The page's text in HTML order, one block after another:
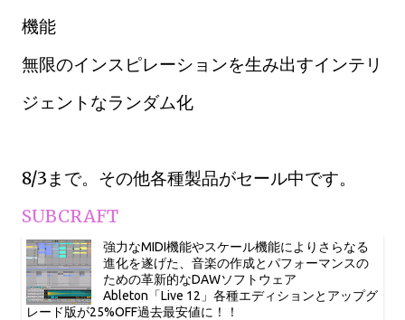
機能
無限のインスピレーションを生み出すインテリ
ジェントなランダム化
8/3まで。その他各種製品がセール中です。
SUBCRAFT
強力なMIDI機能やスケール機能によりさらなる
進化を遂げた、音楽の作成とパフォーマンスの
ための革新的なDAWソフトウェア
Ableton「Live 12」各種エディションとアップグ
レード版が25%OFF過去最安値に！！